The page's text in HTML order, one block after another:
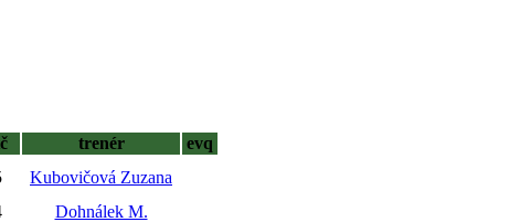
trenér
evq
Kubovičová Zuzana
Dohnálek M.